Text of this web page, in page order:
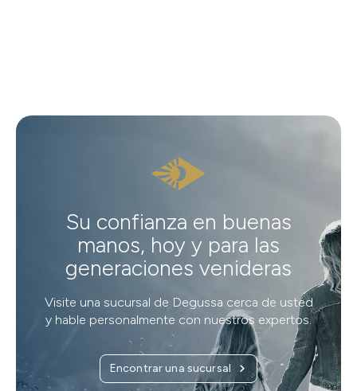
Su confianza en buenas
manos, hoy y para las
generaciones venideras
Visite una sucursal de Degussa cerca de usted
y hable personalmente con nuestros expertos.
Encontrar una sucursal